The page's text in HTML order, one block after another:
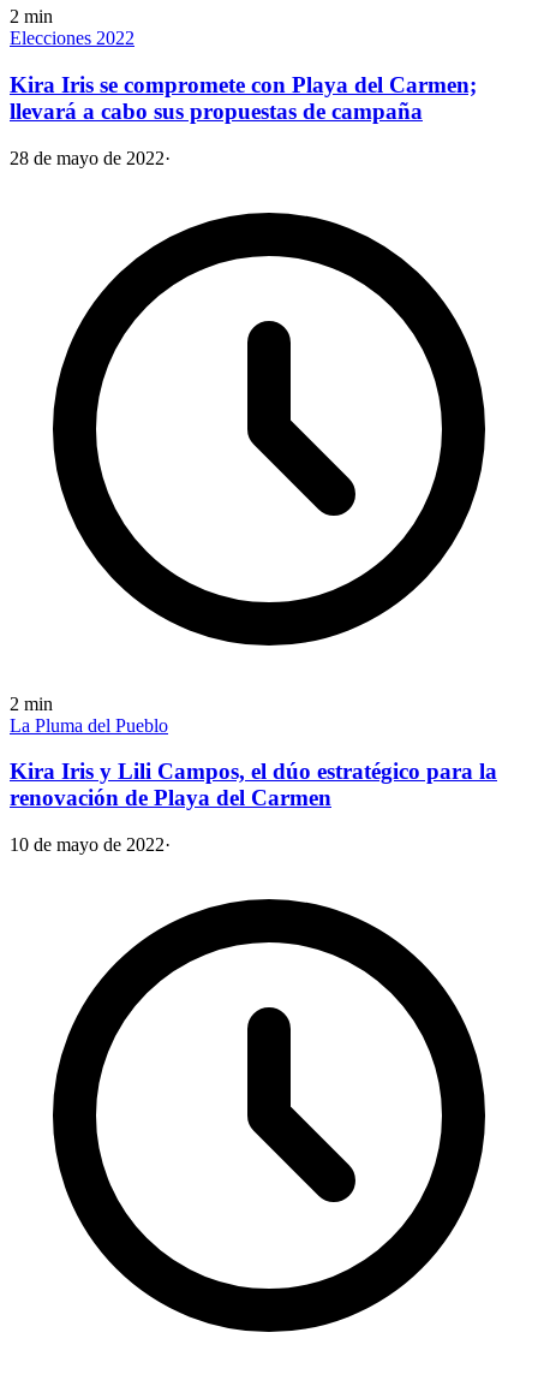
2 min
Elecciones 2022
Kira Iris se compromete con Playa del Carmen;
llevará a cabo sus propuestas de campaña
28 de mayo de 2022·
2 min
La Pluma del Pueblo
Kira Iris y Lili Campos, el dúo estratégico para la
renovación de Playa del Carmen
10 de mayo de 2022·